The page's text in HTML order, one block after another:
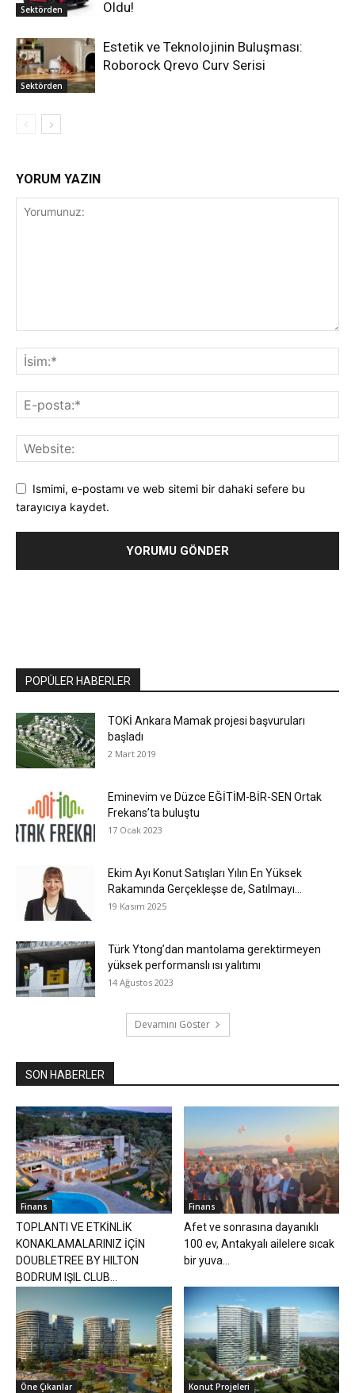
Sektörden Oldu!
Sektörden
Estetik ve Teknolojinin Buluşması:
Roborock Qrevo Curv Serisi
YORUM YAZIN
Ismimi, e-postamı ve web sitemi bir dahaki sefere bu
tarayıcıya kaydet.
POPÜLER HABERLER
TOKİ Ankara Mamak projesi başvuruları
başladı
2 Mart 2019
Eminevim ve Düzce EĞİTİM-BİR-SEN Ortak
Frekans’ta buluştu
17 Ocak 2023
Ekim Ayı Konut Satışları Yılın En Yüksek
Rakamında Gerçekleşse de, Satılmayı...
19 Kasım 2025
Türk Ytong’dan mantolama gerektirmeyen
yüksek performanslı ısı yalıtımı
14 Ağustos 2023
Devamını Göster
SON HABERLER
Finans
TOPLANTI VE ETKİNLİK
KONAKLAMALARINIZ İÇİN
DOUBLETREE BY HILTON
BODRUM IŞIL CLUB...
Finans
Afet ve sonrasına dayanıklı
100 ev, Antakyalı ailelere sıcak
bir yuva...
Öne Çıkanlar Konut Projeleri